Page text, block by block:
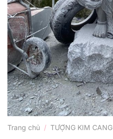
Trang chủ / TƯỢNG KIM CANG